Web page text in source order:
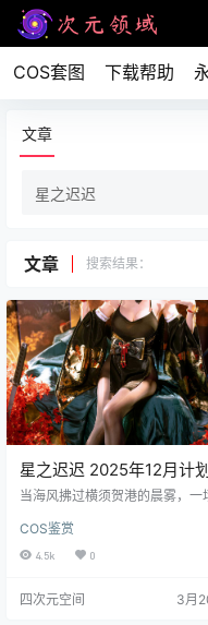
COS套图 下载帮助
文章
文章 搜索结果：
星之迟迟 2025年12月计
碧蓝航线 近江，光影交织
当海风拂过横须贺港的晨雾，一
徐徐展开。星之迟迟，这位以细腻
演绎见长的创作者，在2025年岁
现实光影，完成了一次充满匠心
COS鉴赏
4.5k 0
四次元空间 3月